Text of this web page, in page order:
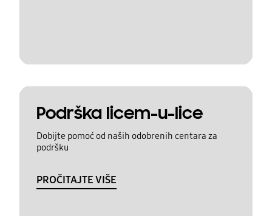
Podrška licem-u-lice
Dobijte pomoć od naših odobrenih centara za
podršku
PROČITAJTE VIŠE